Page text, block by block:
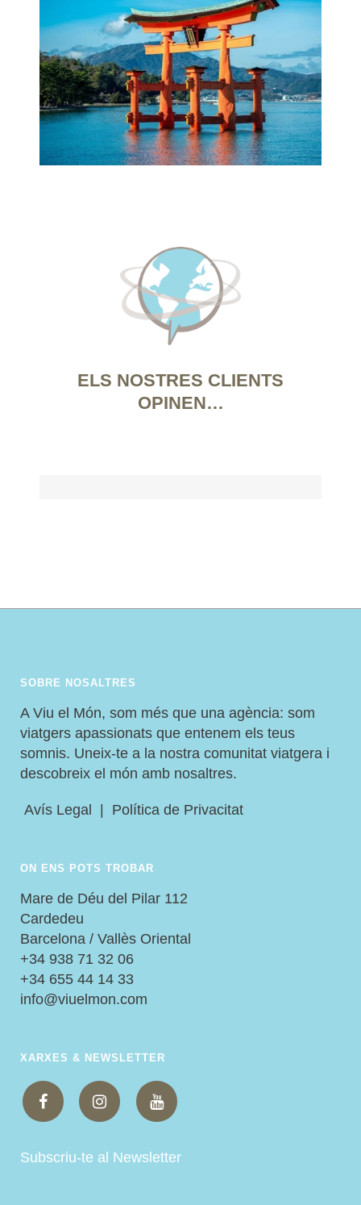
ELS NOSTRES CLIENTS
OPINEN…
SOBRE NOSALTRES
A Viu el Món, som més que una agència: som
viatgers apassionats que entenem els teus
somnis. Uneix-te a la nostra comunitat viatgera i
descobreix el món amb nosaltres.
Avís Legal Política de Privacitat
ON ENS POTS TROBAR
Mare de Déu del Pilar 112
Cardedeu
Barcelona / Vallès Oriental
+34 938 71 32 06
+34 655 44 14 33
info@viuelmon.com
XARXES & NEWSLETTER
Subscriu-te al Newsletter